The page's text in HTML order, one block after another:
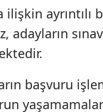
ilişkin
adayların
başvuru